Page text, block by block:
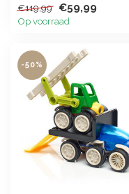
SmartMax onderdelen ...
€119,99 €59,99
Op voorraad
-50%